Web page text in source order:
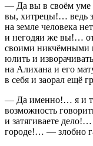
— Да вы в своём уме
вы, хитрецы!… ведь
на земле человека
и негодяи же вы!…
своими никчёмными
юлить и
на Алихана и его
в себя и заорал ещё
— Да именно!… я и
возможность
и затягиваете
городе!… — злобно